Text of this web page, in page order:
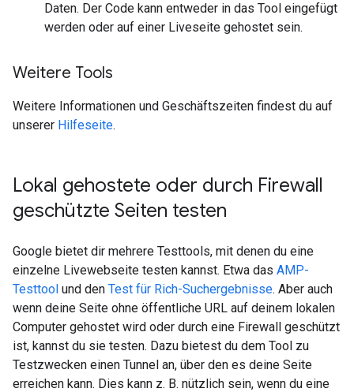
Daten. Der Code kann entweder in das Tool eingefügt
werden oder auf einer Liveseite gehostet sein.
Weitere Tools
Weitere Informationen und Geschäftszeiten findest du auf
unserer Hilfeseite.
Lokal gehostete oder durch Firewall
geschützte Seiten testen
Google bietet dir mehrere Testtools, mit denen du eine
einzelne Livewebseite testen kannst. Etwa das AMP-
Testtool und den Test für Rich-Suchergebnisse. Aber auch
wenn deine Seite ohne öffentliche URL auf deinem lokalen
Computer gehostet wird oder durch eine Firewall geschützt
ist, kannst du sie testen. Dazu bietest du dem Tool zu
Testzwecken einen Tunnel an, über den es deine Seite
erreichen kann. Dies kann z. B. nützlich sein, wenn du eine